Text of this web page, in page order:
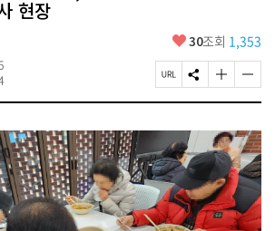
현장
좋
요
30조회 1,353
페
이
U
R
L
복
사
S
N
공
유
하
기
글
자
기
크
게
변
경
하
기
글
자
기
작
게
변
경
하
기